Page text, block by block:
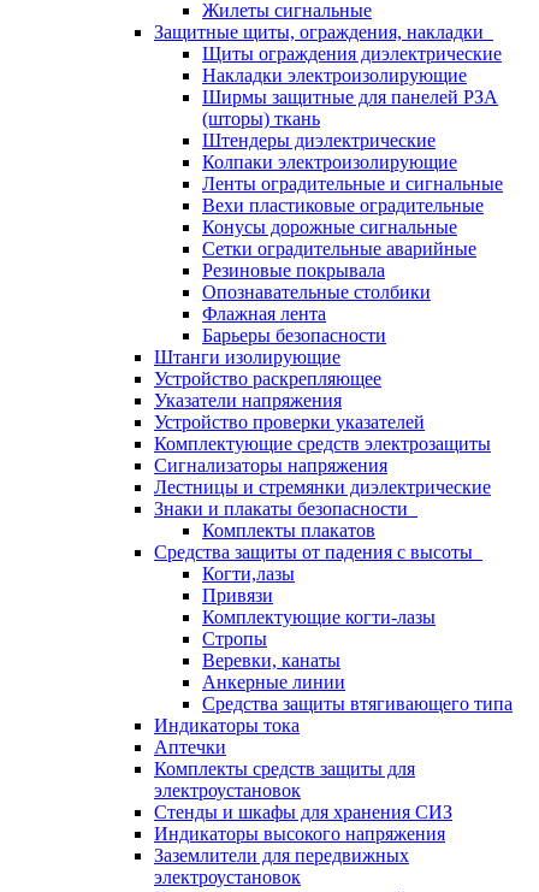
Жилеты сигнальные
Защитные щиты, ограждения, накладки
Щиты ограждения диэлектрические
Накладки электроизолирующие
Ширмы защитные для панелей РЗА
(шторы) ткань
Штендеры диэлектрические
Колпаки электроизолирующие
Ленты оградительные и сигнальные
Вехи пластиковые оградительные
Конусы дорожные сигнальные
Сетки оградительные аварийные
Резиновые покрывала
Опознавательные столбики
Флажная лента
Барьеры безопасности
Штанги изолирующие
Устройство раскрепляющее
Указатели напряжения
Устройство проверки указателей
Комплектующие средств электрозащиты
Сигнализаторы напряжения
Лестницы и стремянки диэлектрические
Знаки и плакаты безопасности
Комплекты плакатов
Средства защиты от падения с высоты
Когти,лазы
Привязи
Комплектующие когти-лазы
Стропы
Веревки, канаты
Анкерные линии
Средства защиты втягивающего типа
Индикаторы тока
Аптечки
Комплекты средств защиты для
электроустановок
Стенды и шкафы для хранения СИЗ
Индикаторы высокого напряжения
Заземлители для передвижных
электроустановок